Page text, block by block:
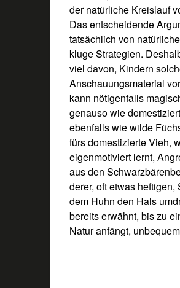
der natürliche Kreislauf
Das entscheidende
tatsächlich von
kluge Strategien.
viel davon, Kindern
Anschauungsmaterial
kann nötigenfalls
genauso wie
ebenfalls wie wilde
fürs domestizierte Vieh,
eigenmotiviert lernt,
aus den
derer, oft etwas
dem Huhn den Hals
bereits erwähnt, bis zu
Natur anfängt,